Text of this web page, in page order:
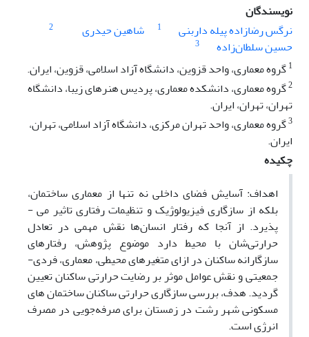
نویسندگان
نرگس رضازاده پیله داربنی
1 شاهین حیدری 2
حسین سلطان‌زاده
3
1گروه معماری، واحد قزوین، دانشگاه آزاد اسلامی، قزوین، ایران.
2گروه معماری، دانشکده معماری، پردیس هنرهای زیبا، دانشگاه
تهران، تهران، ایران.
3گروه معماری، واحد تهران ‌مرکزی، دانشگاه آزاد اسلامی، تهران،
ایران.
چکیده
اهداف: آسایش فضای داخلی نه تنها از معماری ساختمان،
بلکه از سازگاری فیزیولوژیک و تنظیمات رفتاری تاثیر می ­
پذیرد. از آنجا که رفتار انسان‌ها نقش مهمی در تعادل
حرارتی‌شان با محیط دارد موضوع پژوهش، رفتارهای
سازگارانه ساکنان در ازای متغیرهای محیطی، معماری، فردی-
جمعیتی و نقش عوامل موثر بر رضایت حرارتی ساکنان تعیین
گردید. هدف، بررسی سازگاری حرارتی ساکنان ساختمان های
مسکونی شهر رشت در زمستان برای صرفه‌جویی در مصرف
انرژی است.